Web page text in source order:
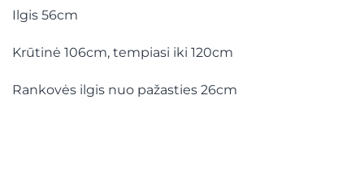
Ilgis 56cm
Krūtinė 106cm, tempiasi iki 120cm
Rankovės ilgis nuo pažasties 26cm